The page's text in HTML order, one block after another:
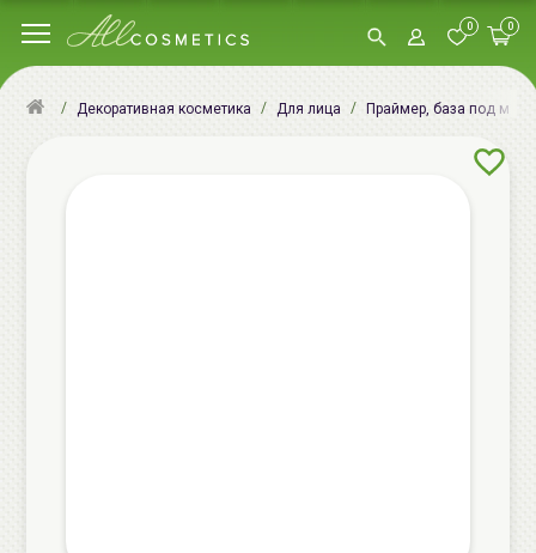
0 0
Декоративная косметика Для лица Праймер, база под